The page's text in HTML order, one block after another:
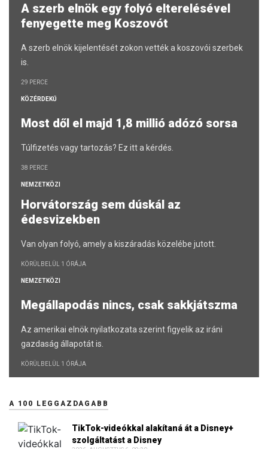
A szerb elnök egy folyó elterelésével
fenyegette meg Koszovót
A szerb elnök kijelentését zokon vették a koszovói szerbek
is.
29 PERCE
KÖZÉRDEKŰ
Most dől el majd 1,8 millió adózó sorsa
Túlfizetés vagy tartozás? Ez itt a kérdés.
38 PERCE
NEMZETKÖZI
Horvátország sem dúskál az
édesvizekben
Van olyan folyó, amely a kiszáradás közelébe jutott.
KÖRÜLBELÜL 1 ÓRÁJA
NEMZETKÖZI
Megállapodás nincs, csak sakkjátszma
Az amerikai elnök nyilatkozata szerint figyelik az iráni
gazdaság állapotát is.
KÖRÜLBELÜL 1 ÓRÁJA
A 100 LEGGAZDAGABB
TikTok-videókkal alakítaná át a Disney+
szolgáltatást a Disney